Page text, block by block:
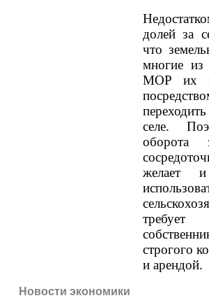
долей за
что
многие
МОР их
селе.
оборота
желает
требует
строгого
и арендой.
Новости экономики